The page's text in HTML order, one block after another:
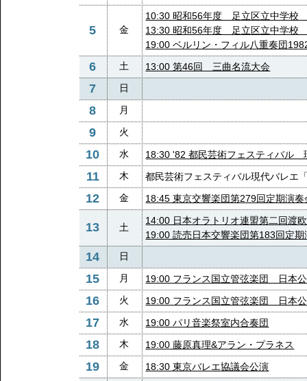
5 金
10:30 昭和56年度 足立区立中学校
13:30 昭和56年度 足立区立中学校
19:00 ベルリン・フィル八重奏団
6 土 13:00 第46回 三曲名流大会
7 日
8 月
9 火
10 水 18:30 '82 都民芸術フェスティバル
11 木 都民芸術フェスティバル現代バレエ
12 金 18:45 東京交響楽団第279回定期演奏
13 土
14:00 日本オラトリオ連盟第二回渡
19:00 読売日本交響楽団第183回定期
14 日
15 月 19:00 フランス国立管弦楽団 日本
16 火 19:00 フランス国立管弦楽団 日本
17 水 19:00 パリ音楽祭室内合奏団
18 木 19:00 藤原真理&アラン・プラネス
19 金 18:30 東京バレエ協議会公演